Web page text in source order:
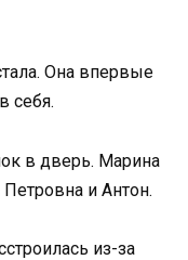
Она впервые
себя.
в дверь. Марина
и Антон.
из-за